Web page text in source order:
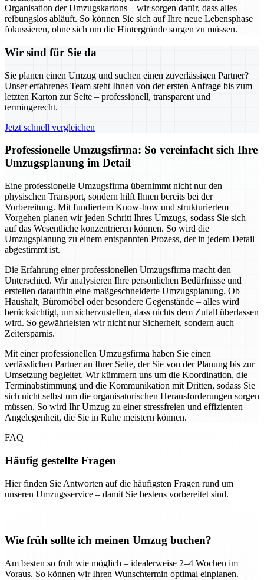
Organisation der Umzugskartons – wir sorgen dafür, dass alles
reibungslos abläuft. So können Sie sich auf Ihre neue Lebensphase
fokussieren, ohne sich um die Hintergründe sorgen zu müssen.
Wir sind für Sie da
Sie planen einen Umzug und suchen einen zuverlässigen Partner?
Unser erfahrenes Team steht Ihnen von der ersten Anfrage bis zum
letzten Karton zur Seite – professionell, transparent und
termingerecht.
Jetzt schnell vergleichen
Professionelle Umzugsfirma: So vereinfacht sich Ihre
Umzugsplanung im Detail
Eine professionelle Umzugsfirma übernimmt nicht nur den
physischen Transport, sondern hilft Ihnen bereits bei der
Vorbereitung. Mit fundiertem Know-how und strukturiertem
Vorgehen planen wir jeden Schritt Ihres Umzugs, sodass Sie sich
auf das Wesentliche konzentrieren können. So wird die
Umzugsplanung zu einem entspannten Prozess, der in jedem Detail
abgestimmt ist.
Die Erfahrung einer professionellen Umzugsfirma macht den
Unterschied. Wir analysieren Ihre persönlichen Bedürfnisse und
erstellen daraufhin eine maßgeschneiderte Umzugsplanung. Ob
Haushalt, Büromöbel oder besondere Gegenstände – alles wird
berücksichtigt, um sicherzustellen, dass nichts dem Zufall überlassen
wird. So gewährleisten wir nicht nur Sicherheit, sondern auch
Zeitersparnis.
Mit einer professionellen Umzugsfirma haben Sie einen
verlässlichen Partner an Ihrer Seite, der Sie von der Planung bis zur
Umsetzung begleitet. Wir kümmern uns um die Koordination, die
Terminabstimmung und die Kommunikation mit Dritten, sodass Sie
sich nicht selbst um die organisatorischen Herausforderungen sorgen
müssen. So wird Ihr Umzug zu einer stressfreien und effizienten
Angelegenheit, die Sie in Ruhe meistern können.
FAQ
Häufig gestellte Fragen
Hier finden Sie Antworten auf die häufigsten Fragen rund um
unseren Umzugsservice – damit Sie bestens vorbereitet sind.
Wie früh sollte ich meinen Umzug buchen?
Am besten so früh wie möglich – idealerweise 2–4 Wochen im
Voraus. So können wir Ihren Wunschtermin optimal einplanen.